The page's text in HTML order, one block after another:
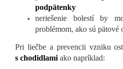
podpätenky
neriešenie bolestí by
problémom, ako sú pätové
Pri liečbe a prevencii vzniku
s chodidlami ako napríklad: